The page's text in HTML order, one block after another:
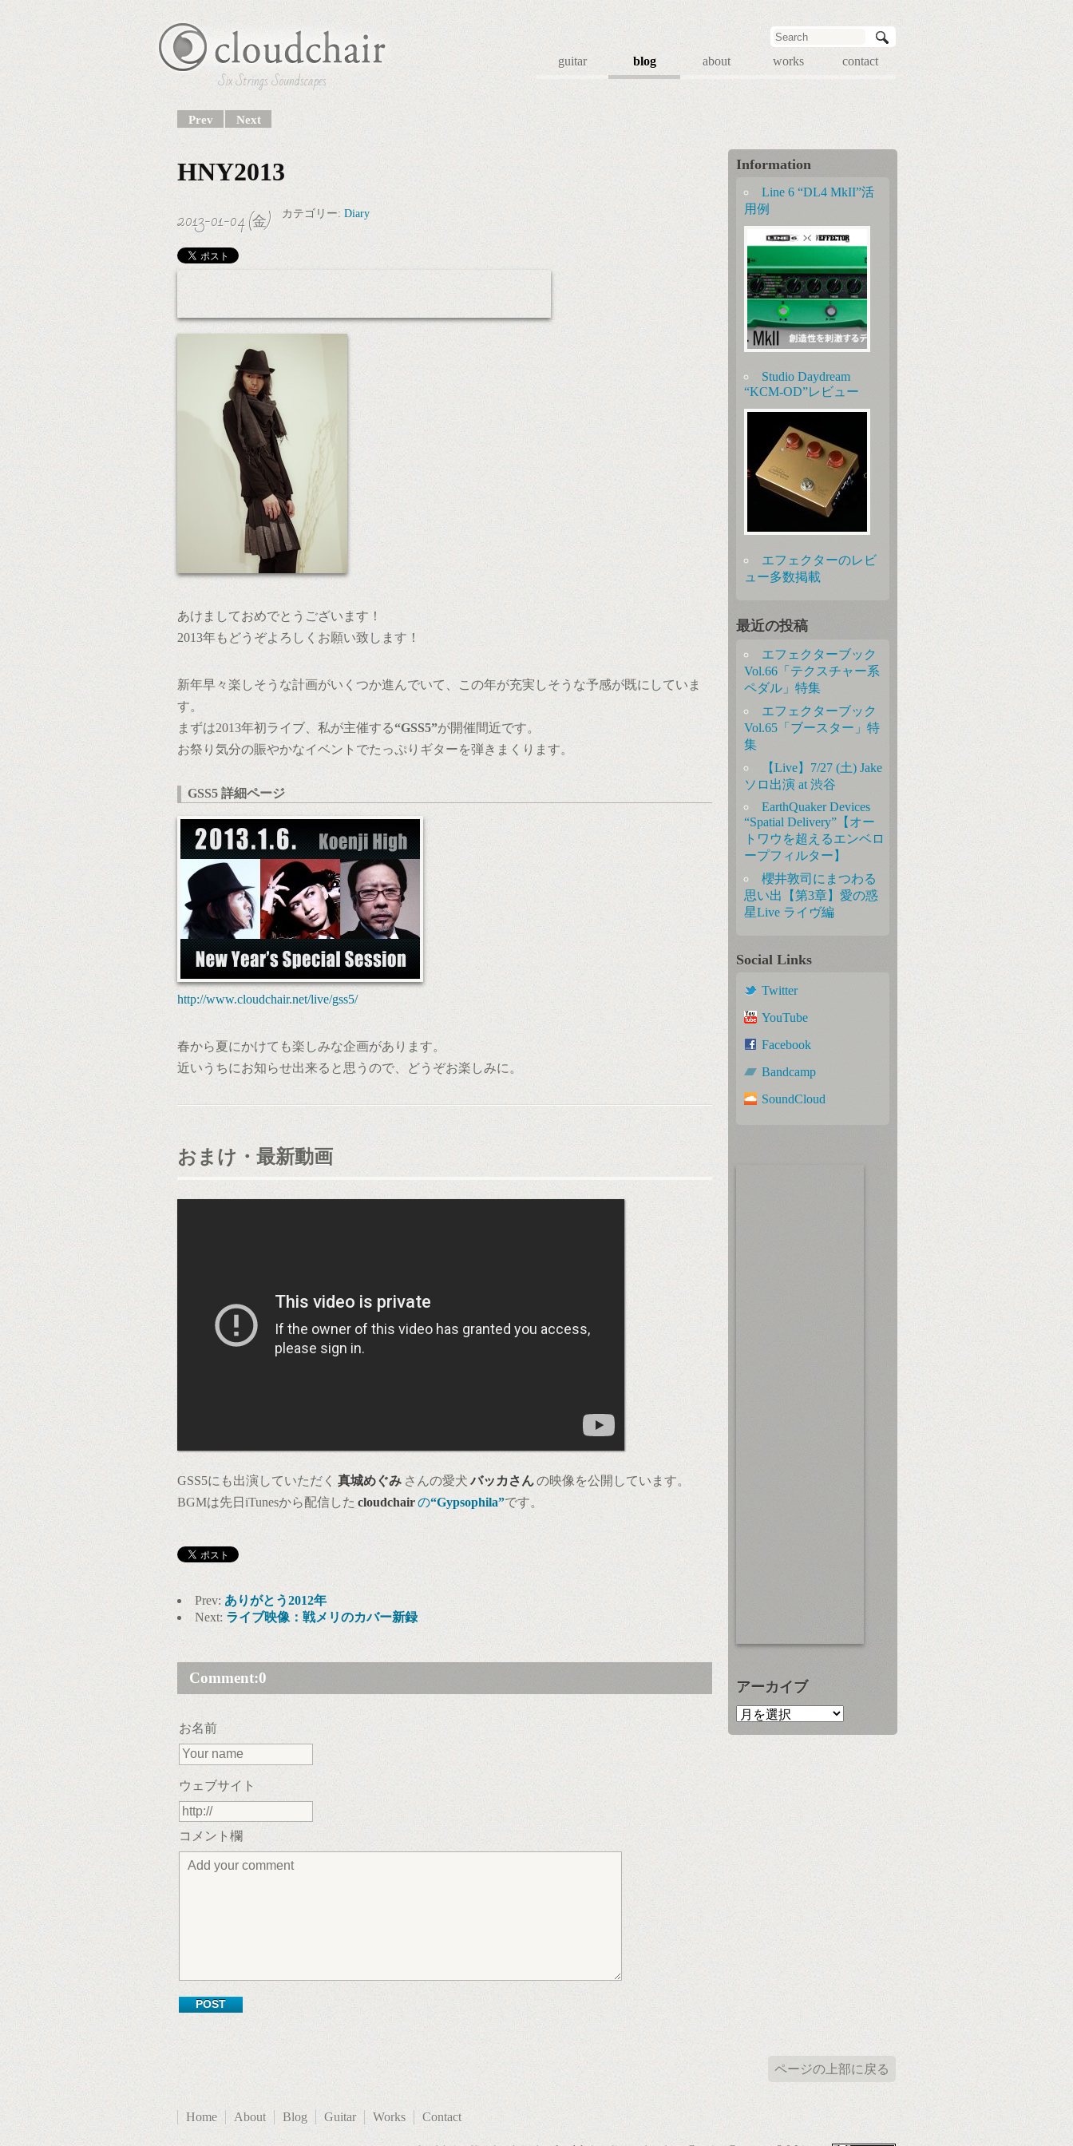
Six Strings Soundscapes
guitar blog about works contact
Prev Next
HNY2013
2013-01-04 (金)
カテゴリー: Diary
あけましておめでとうございます！
2013年もどうぞよろしくお願い致します！
新年早々楽しそうな計画がいくつか進んでいて、この年が充実しそうな予感が既にしていま
す。
まずは2013年初ライブ、私が主催する“GSS5”が開催間近です。
お祭り気分の賑やかなイベントでたっぷりギターを弾きまくります。
GSS5 詳細ページ
http://www.cloudchair.net/live/gss5/
春から夏にかけても楽しみな企画があります。
近いうちにお知らせ出来ると思うので、どうぞお楽しみに。
おまけ・最新動画
GSS5にも出演していただく 真城めぐみ さんの愛犬 バッカさんの映像を公開しています。
BGMは先日iTunesから配信した cloudchairの“Gypsophila”です。
Prev: ありがとう2012年
Next: ライブ映像：戦メリのカバー新録
Comment:0
お名前
ウェブサイト
コメント欄
Information
Line 6 “DL4 MkII”活
用例
Studio Daydream
“KCM-OD”レビュー
エフェクターのレビ
ュー多数掲載
最近の投稿
エフェクターブック
Vol.66「テクスチャー系
ペダル」特集
エフェクターブック
Vol.65「ブースター」特
集
【Live】7/27 (土) Jake
ソロ出演 at 渋谷
EarthQuaker Devices
“Spatial Delivery”【オー
トワウを超えるエンベロ
ープフィルター】
櫻井敦司にまつわる
思い出【第3章】愛の惑
星Live ライヴ編
Social Links
Twitter
YouTube
Facebook
Bandcamp
SoundCloud
アーカイブ
ページの上部に戻る
Home About Blog Guitar Works Contact